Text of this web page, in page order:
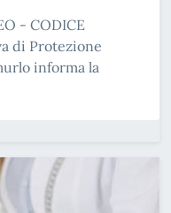
- CODICE
di Protezione
informa la